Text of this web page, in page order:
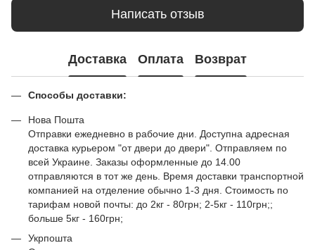
Написать отзыв
Доставка Оплата Возврат
Способы доставки:
Нова Пошта
Отправки ежедневно в рабочие дни. Доступна адресная
доставка курьером "от двери до двери". Отправляем по
всей Украине. Заказы оформленные до 14.00
отправляются в тот же день. Время доставки транспортной
компанией на отделение обычно 1-3 дня. Стоимость по
тарифам новой почты: до 2кг - 80грн; 2-5кг - 110грн;;
больше 5кг - 160грн;
Укрпошта